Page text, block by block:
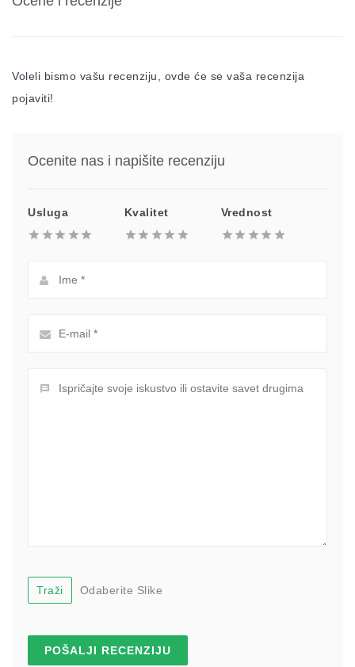
Voleli bismo vašu recenziju, ovde će se vaša recenzija
pojaviti!
Ocenite nas i napišite recenziju
Usluga Kvalitet Vrednost
Traži Odaberite Slike